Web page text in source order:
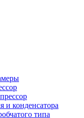
и конденсатора
типа